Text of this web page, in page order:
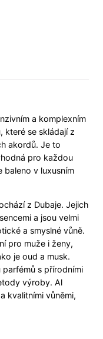
a komplexním
které se skládají z
akordů. Je to
pro každou
baleno v luxusním
z Dubaje. Jejich
a jsou velmi
a smyslné vůně.
pro muže i ženy,
je oud a musk.
s přírodními
výroby. Al
kvalitními vůněmi,